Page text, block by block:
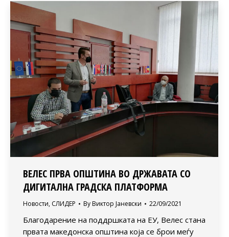
ВЕЛЕС ПРВА ОПШТИНА ВО ДРЖАВАТА СО
ДИГИТАЛНА ГРАДСКА ПЛАТФОРМА
Новости, СЛИДЕР By Виктор Јаневски 22/09/2021
Благодарение на поддршката на ЕУ, Велес стана
првата македонска општина која се брои меѓу